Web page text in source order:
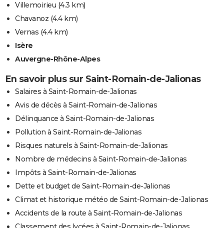
Villemoirieu (4.3 km)
Chavanoz (4.4 km)
Vernas (4.4 km)
Isère
Auvergne-Rhône-Alpes
En savoir plus sur Saint-Romain-de-Jalionas
Salaires à Saint-Romain-de-Jalionas
Avis de décès à Saint-Romain-de-Jalionas
Délinquance à Saint-Romain-de-Jalionas
Pollution à Saint-Romain-de-Jalionas
Risques naturels à Saint-Romain-de-Jalionas
Nombre de médecins à Saint-Romain-de-Jalionas
Impôts à Saint-Romain-de-Jalionas
Dette et budget de Saint-Romain-de-Jalionas
Climat et historique météo de Saint-Romain-de-Jalionas
Accidents de la route à Saint-Romain-de-Jalionas